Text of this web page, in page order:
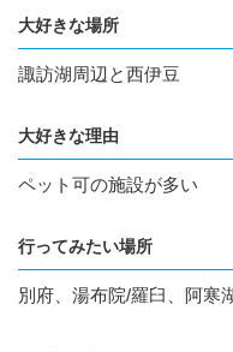
大好きな場所
諏訪湖周辺と西伊豆
大好きな理由
ペット可の施設が多い
行ってみたい場所
別府、湯布院/羅臼、阿寒